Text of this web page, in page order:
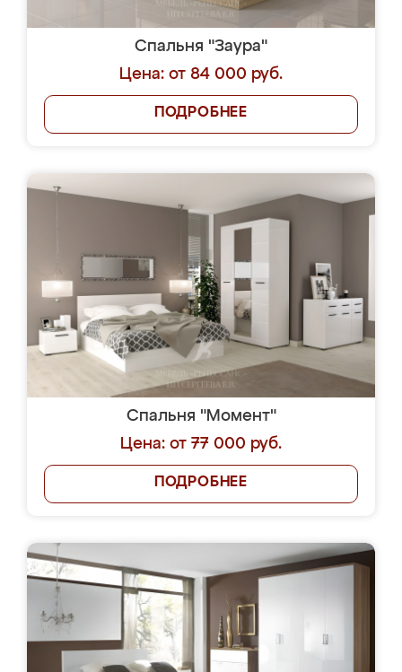
Спальня "Заура"
Цена: от 84 000 руб.
ПОДРОБНЕЕ
Спальня "Момент"
Цена: от 77 000 руб.
ПОДРОБНЕЕ